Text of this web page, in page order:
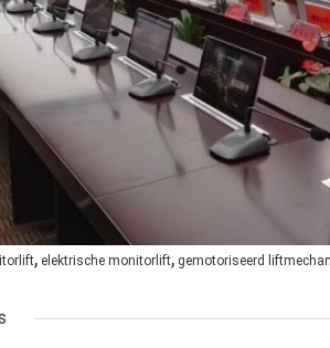
, elektrische monitorlift, gemotoriseerd